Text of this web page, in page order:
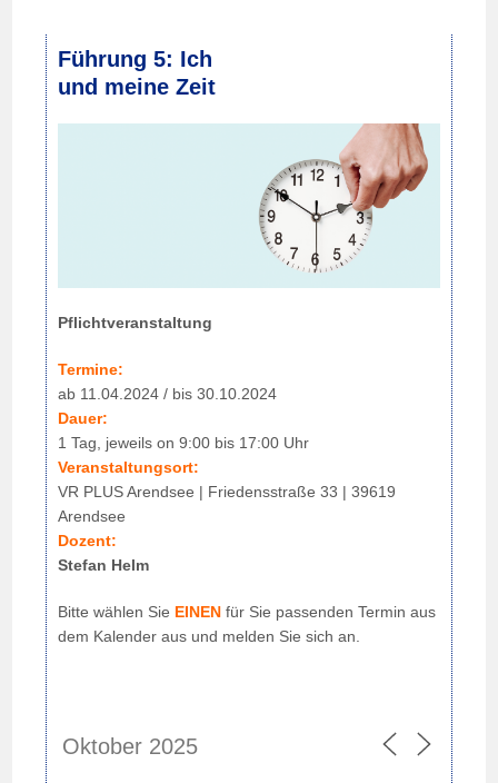
Führung 5: Ich
und meine Zeit
Pflichtveranstaltung
Termine:
ab 11.04.2024 / bis 30.10.2024
Dauer:
1 Tag, jeweils on 9:00 bis 17:00 Uhr
Veranstaltungsort:
VR PLUS Arendsee | Friedensstraße 33 | 39619
Arendsee
Dozent:
Stefan Helm
Bitte wählen Sie EINEN für Sie passenden Termin aus
dem Kalender aus und melden Sie sich an.